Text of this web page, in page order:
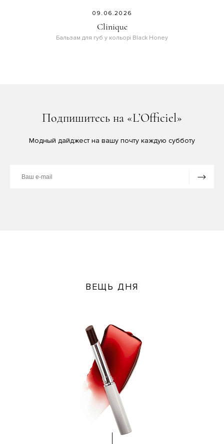
09.06.2026
Clinique
Бальзам для губ у кольорі Black Honey
Подпишитесь на «L’Officiel»
Модный дайджест на вашу почту каждую субботу
ВЕЩЬ ДНЯ